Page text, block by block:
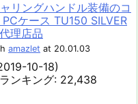
リングハンドル装備のコ
ケース TU150 SILVER
理店品
amazlet at 20.01.03
10-18)
ンキング: 22,438